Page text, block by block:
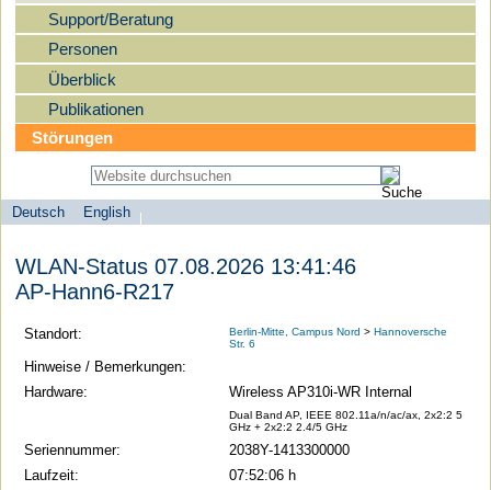
Support/Beratung
Personen
Überblick
Publikationen
Störungen
Sprachauswahl
Deutsch
English
search-menu
Universität
zu
Berlin
Computer-
WLAN-Status 07.08.2026 13:41:46
AP-Hann6-R217
Standort: Berlin-Mitte, Campus Nord >Hannoversche
Str. 6
Hinweise / Bemerkungen:
Hardware:
Wireless AP310i-WR Internal
Dual Band AP, IEEE 802.11a/n/ac/ax, 2x2:2 5
GHz + 2x2:2 2.4/5 GHz
Seriennummer:
2038Y-1413300000
Laufzeit:
07:52:06 h